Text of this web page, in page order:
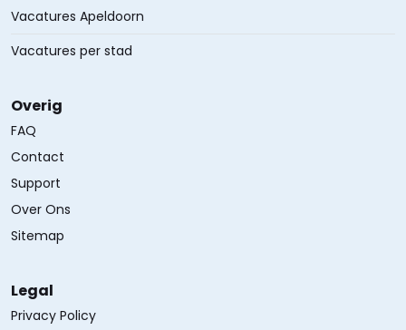
Vacatures Apeldoorn
Vacatures per stad
Overig
FAQ
Contact
Support
Over Ons
Sitemap
Legal
Privacy Policy